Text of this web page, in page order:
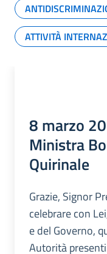
ATTIVITÀ
8 marzo
Ministra
Quirinale
Grazie, Signor
celebrare con
e del Governo,
Autorità